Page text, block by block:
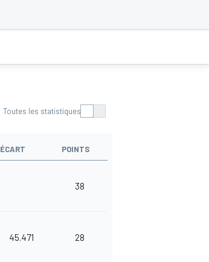
Toutes les statistiques
ÉCART POINTS
38
45.471 28